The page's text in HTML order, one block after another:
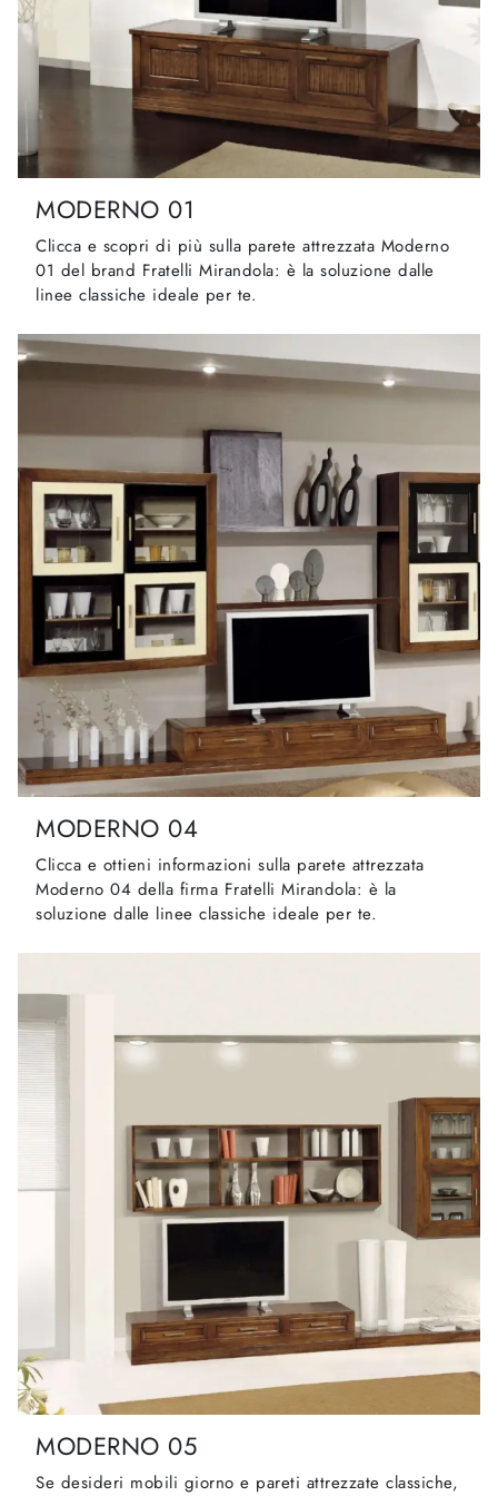
MODERNO 01
Clicca e scopri di più sulla parete attrezzata Moderno
01 del brand Fratelli Mirandola: è la soluzione dalle
linee classiche ideale per te.
MODERNO 04
Clicca e ottieni informazioni sulla parete attrezzata
Moderno 04 della firma Fratelli Mirandola: è la
soluzione dalle linee classiche ideale per te.
MODERNO 05
Se desideri mobili giorno e pareti attrezzate classiche,